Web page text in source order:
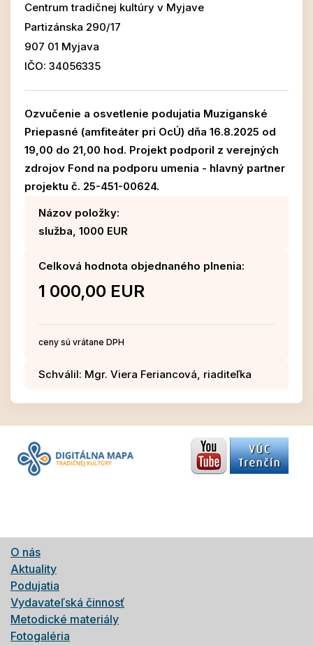
Centrum tradičnej kultúry v Myjave
Partizánska 290/17
907 01 Myjava
IČO: 34056335
Ozvučenie a osvetlenie podujatia Muziganské
Priepasné (amfiteáter pri OcÚ) dňa 16.8.2025 od
19,00 do 21,00 hod. Projekt podporil z verejných
zdrojov Fond na podporu umenia - hlavný partner
projektu č. 25-451-00624.
Názov položky:
služba, 1000 EUR
Celková hodnota objednaného plnenia:
1 000,00 EUR
ceny sú vrátane DPH
Schválil: Mgr. Viera Feriancová, riaditeľka
O nás
Aktuality
Podujatia
Vydavateľská činnosť
Metodické materiály
Fotogaléria